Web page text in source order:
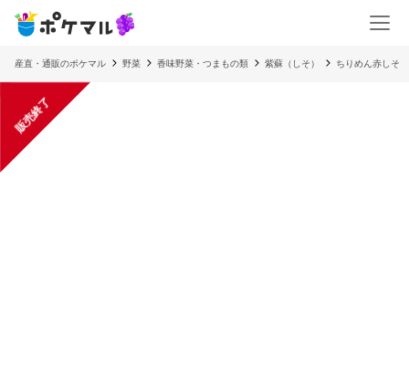
産直・通販のポケマル 野菜 香味野菜・つまもの類 紫蘇（しそ） ちりめん赤しそ
販売終了